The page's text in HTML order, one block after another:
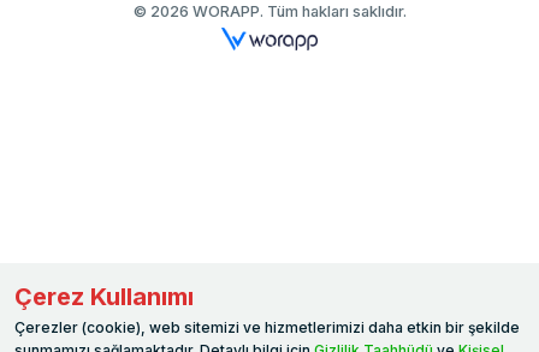
© 2026 WORAPP. Tüm hakları saklıdır.
Çerez Kullanımı
Çerezler (cookie), web sitemizi ve hizmetlerimizi daha etkin bir şekilde